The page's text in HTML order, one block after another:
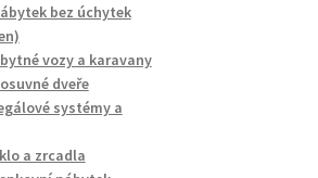
bez úchytek
vozy a karavany
dveře
systémy a
a zrcadla